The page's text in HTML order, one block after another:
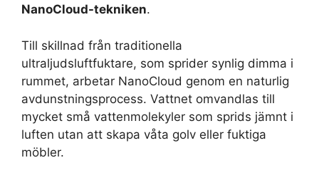
NanoCloud-tekniken.
Till skillnad från traditionella
ultraljudsluftfuktare, som sprider synlig dimma i
rummet, arbetar NanoCloud genom en naturlig
avdunstningsprocess. Vattnet omvandlas till
mycket små vattenmolekyler som sprids jämnt i
luften utan att skapa våta golv eller fuktiga
möbler.